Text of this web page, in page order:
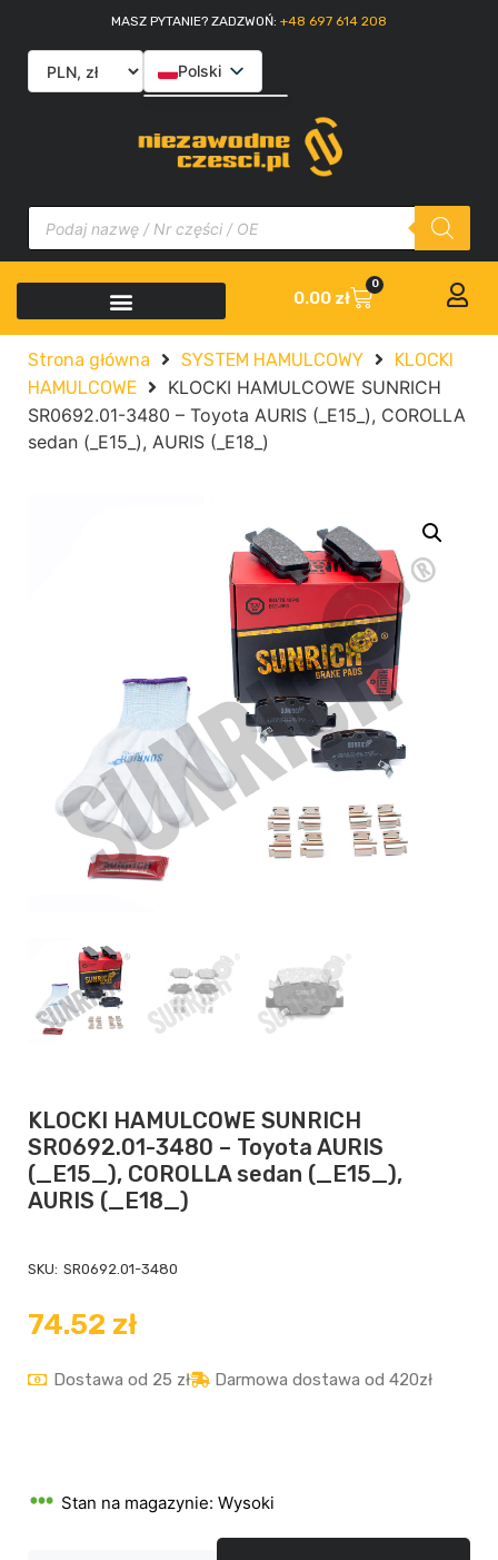
MASZ PYTANIE? ZADZWOŃ: +48 697 614 208
Polski
Slovenčina
0.00 zł
0
Strona główna SYSTEM HAMULCOWY
KLOCKI
HAMULCOWE
KLOCKI HAMULCOWE SUNRICH
SR0692.01-3480 – Toyota AURIS (_E15_), COROLLA
sedan (_E15_), AURIS (_E18_)
KLOCKI HAMULCOWE SUNRICH
SR0692.01-3480 – Toyota AURIS
(_E15_), COROLLA sedan (_E15_),
AURIS (_E18_)
SKU: SR0692.01-3480
74.52 zł
Dostawa od 25 zł Darmowa dostawa od 420zł
Stan na magazynie: Wysoki